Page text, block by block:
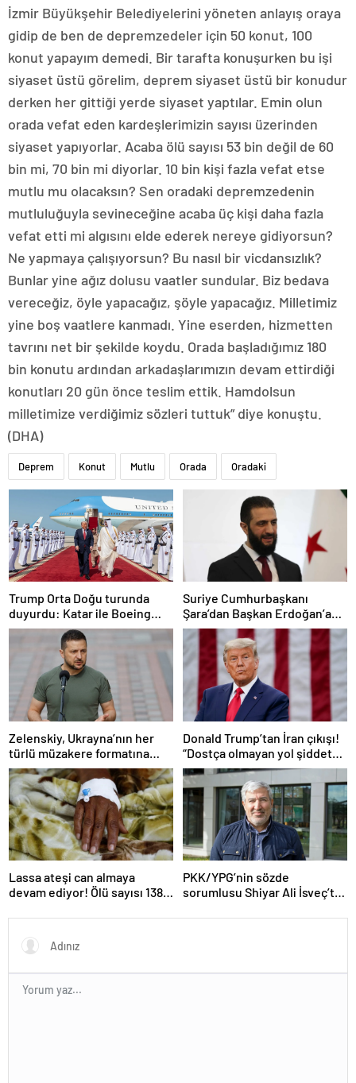
İzmir Büyükşehir Belediyelerini yöneten anlayış oraya
gidip de ben de depremzedeler için 50 konut, 100
konut yapayım demedi. Bir tarafta konuşurken bu işi
siyaset üstü görelim, deprem siyaset üstü bir konudur
derken her gittiği yerde siyaset yaptılar. Emin olun
orada vefat eden kardeşlerimizin sayısı üzerinden
siyaset yapıyorlar. Acaba ölü sayısı 53 bin değil de 60
bin mi, 70 bin mi diyorlar. 10 bin kişi fazla vefat etse
mutlu mu olacaksın? Sen oradaki depremzedenin
mutluluğuyla sevineceğine acaba üç kişi daha fazla
vefat etti mi algısını elde ederek nereye gidiyorsun?
Ne yapmaya çalışıyorsun? Bu nasıl bir vicdansızlık?
Bunlar yine ağız dolusu vaatler sundular. Biz bedava
vereceğiz, öyle yapacağız, şöyle yapacağız. Milletimiz
yine boş vaatlere kanmadı. Yine eserden, hizmetten
tavrını net bir şekilde koydu. Orada başladığımız 180
bin konutu ardından arkadaşlarımızın devam ettirdiği
konutları 20 gün önce teslim ettik. Hamdolsun
milletimize verdiğimiz sözleri tuttuk” diye konuştu.
(DHA)
Deprem Konut Mutlu Orada Oradaki
Trump Orta Doğu turunda
duyurdu: Katar ile Boeing
arasında 200 milyar dolarlık
Suriye Cumhurbaşkanı
Şara’dan Başkan Erdoğan’a
teşekkür
Zelenskiy, Ukrayna’nın her
türlü müzakere formatına
hazır olduğunu duyurdu!
Donald Trump’tan İran çıkışı!
“Dostça olmayan yol şiddet
içeriyor ve ben bunu
istemiyorum”
Lassa ateşi can almaya
devam ediyor! Ölü sayısı 138’e
PKK/YPG’nin sözde
sorumlusu Shiyar Ali İsveç’te